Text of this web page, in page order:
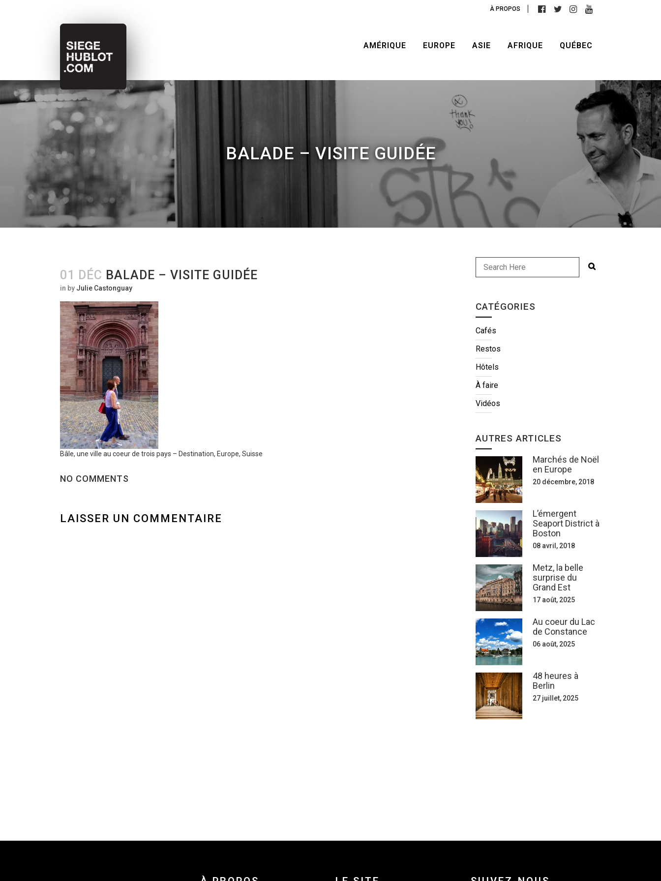
À PROPOS
AMÉRIQUE EUROPE ASIE AFRIQUE QUÉBEC
BALADE – VISITE GUIDÉE
01 DÉC BALADE – VISITE GUIDÉE
in by Julie Castonguay
Bâle, une ville au coeur de trois pays – Destination, Europe, Suisse
NO COMMENTS
LAISSER UN COMMENTAIRE
CATÉGORIES
Cafés
Restos
Hôtels
À faire
Vidéos
AUTRES ARTICLES
Marchés de Noël
en Europe
20 décembre, 2018
L’émergent
Seaport District à
Boston
08 avril, 2018
Metz, la belle
surprise du
Grand Est
17 août, 2025
Au coeur du Lac
de Constance
06 août, 2025
48 heures à
Berlin
27 juillet, 2025